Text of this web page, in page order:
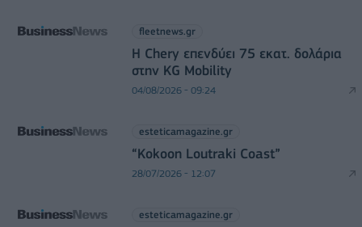
fleetnews.gr
Η Chery επενδύει 75 εκατ. δολάρια
στην KG Mobility
04/08/2026 - 09:24
esteticamagazine.gr
“Kokoon Loutraki Coast”
28/07/2026 - 12:07
esteticamagazine.gr